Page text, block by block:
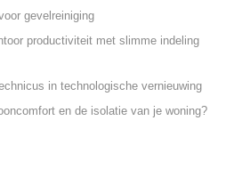
gevelreiniging
productiviteit met slimme indeling
in technologische vernieuwing
en de isolatie van je woning?